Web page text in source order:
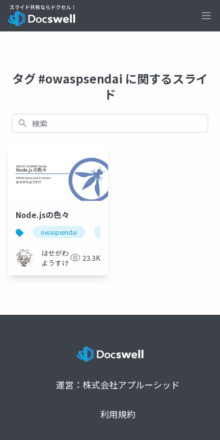
タグ #owaspsendai に関するスライ
ド
検索
Node.jsの色々
owaspsendai
はせがわ
ようすけ
23.3K
運営：株式会社アプルーシッド
利用規約